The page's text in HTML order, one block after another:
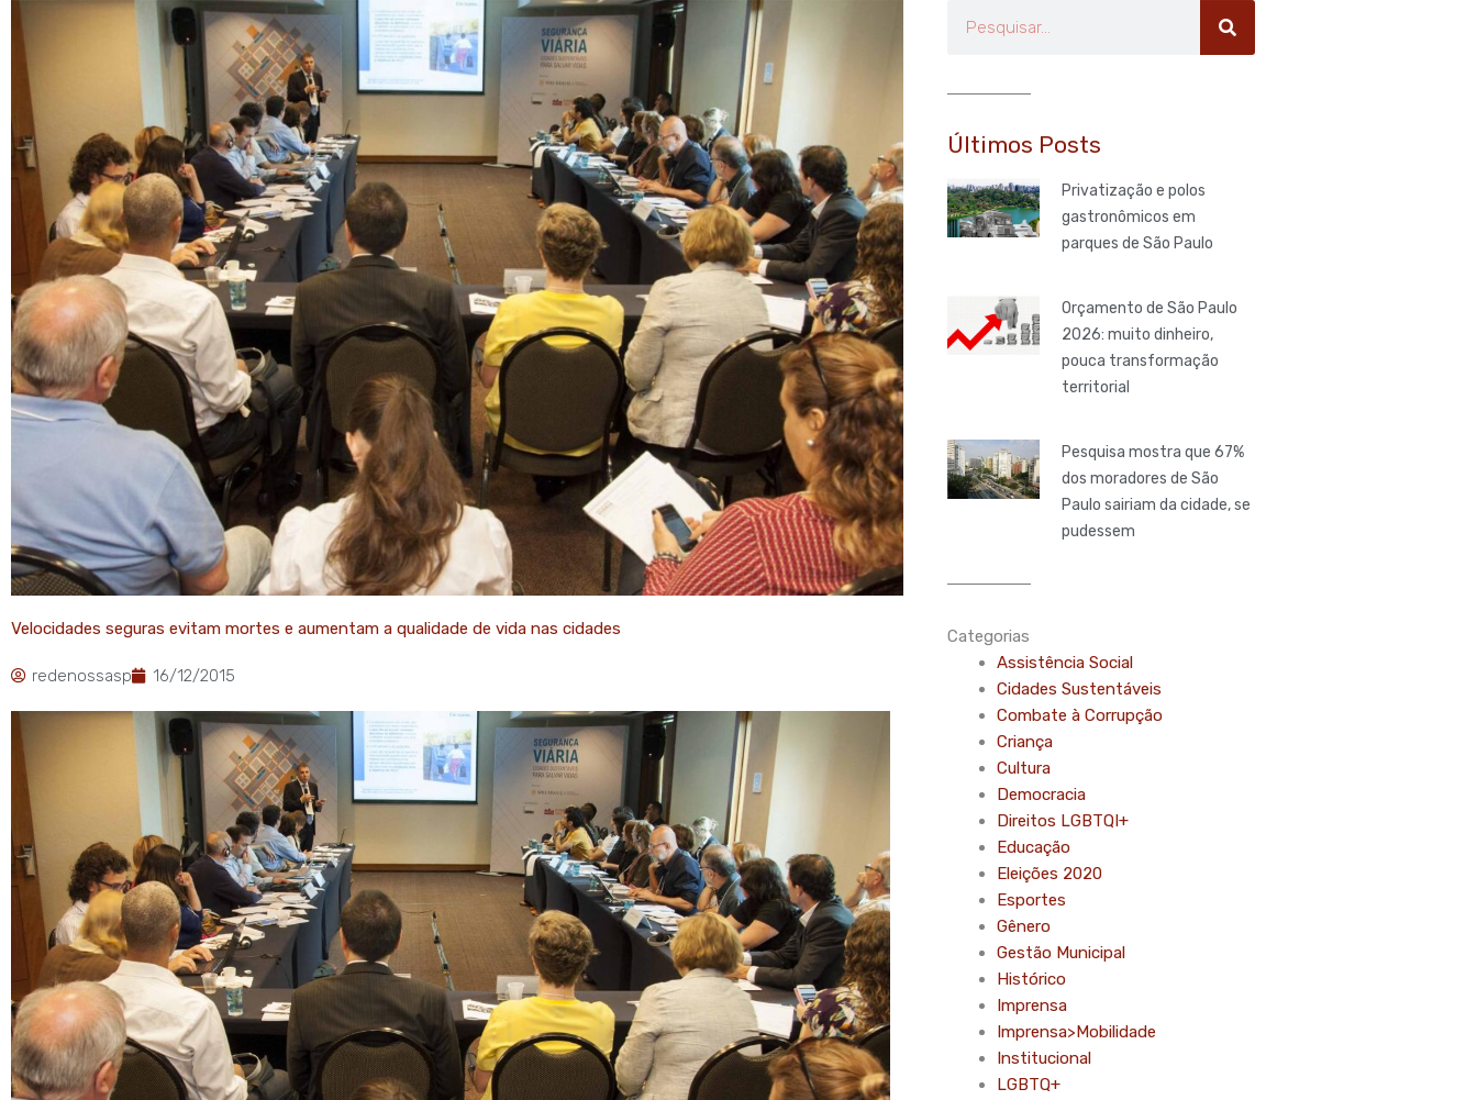
Velocidades seguras evitam mortes e aumentam a qualidade de vida nas cidades
redenossasp 16/12/2015
Últimos Posts
Privatização e polos
gastronômicos em
parques de São Paulo
Orçamento de São Paulo
2026: muito dinheiro,
pouca transformação
territorial
Pesquisa mostra que 67%
dos moradores de São
Paulo sairiam da cidade, se
pudessem
Categorias
Assistência Social
Cidades Sustentáveis
Combate à Corrupção
Criança
Cultura
Democracia
Direitos LGBTQI+
Educação
Eleições 2020
Esportes
Gênero
Gestão Municipal
Histórico
Imprensa
Imprensa>Mobilidade
Institucional
LGBTQ+